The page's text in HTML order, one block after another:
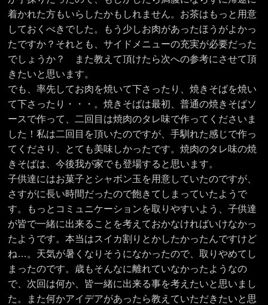
着かれた方もいらしたかもしれません。お茶はもっと用意
しておくべきでした。もう少しお肉があったほうがよかっ
たですか？それとも、サイドメニューの充実が必要だった
でしょうか？ また教えて頂けたら次への参考にさせて頂
きたいと思います。
でも、率先してお肉を焼いて下さったり、焼きそばを焼い
て下さったり・・・。焼きそばは最初、普通の焼きそばソ
ースで作って、二回目は焼肉のタレ味で作ってくださいま
した！私は二回目を頂いたのですが、手馴れた感じで作っ
てくださり、とても美味しかったです。焼肉のタレ味の焼
きそばは、今後我が家でも登場すると思います。
子供達にはお菓子とシャボン玉を用意していたのですが、
さすがに長い時間だったので飽きてしまっていたようで
す。もっとコミュニケーションを取りやすいよう、子供達
が皆で一緒に出来ることを考えておかなければいけなかっ
たようです。本当はスイカ割りとかしたかったんですけど
ね…。天気が暑くなりそうになかったので、取りやめてし
まったのです。歳もそんなに離れていなかったようなの
で、次回は何か、皆一緒に出来る事を考えたいと思いまし
た。また何かアイデアがあったら教えていただきたいと思